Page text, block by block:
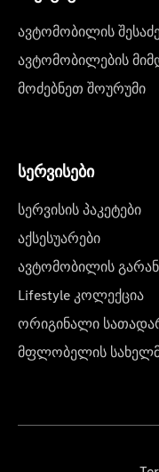
ავტომობილის
ავტომობილების
მოძებნეთ შოურუმი
სერვისები
სერვისის პაკეტები
აქსესუარები
ავტომობილის
Lifestyle კოლექცია
ორიგინალი
მფლობელის